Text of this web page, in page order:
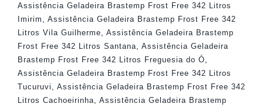
Assistência Geladeira Brastemp Frost Free 342 Litros
Imirim
Assistência Geladeira Brastemp Frost Free 342
Litros Vila Guilherme
Assistência Geladeira Brastemp
Frost Free 342 Litros Santana
Assistência Geladeira
Brastemp Frost Free 342 Litros Freguesia do Ó
Assistência Geladeira Brastemp Frost Free 342 Litros
Tucuruvi
Assistência Geladeira Brastemp Frost Free 342
Litros Cachoeirinha
Assistência Geladeira Brastemp